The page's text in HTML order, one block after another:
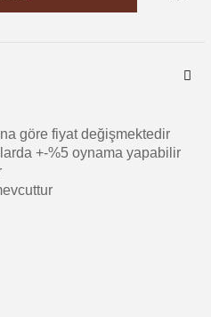
göre fiyat değişmektedir
+-%5 oynama yapabilir